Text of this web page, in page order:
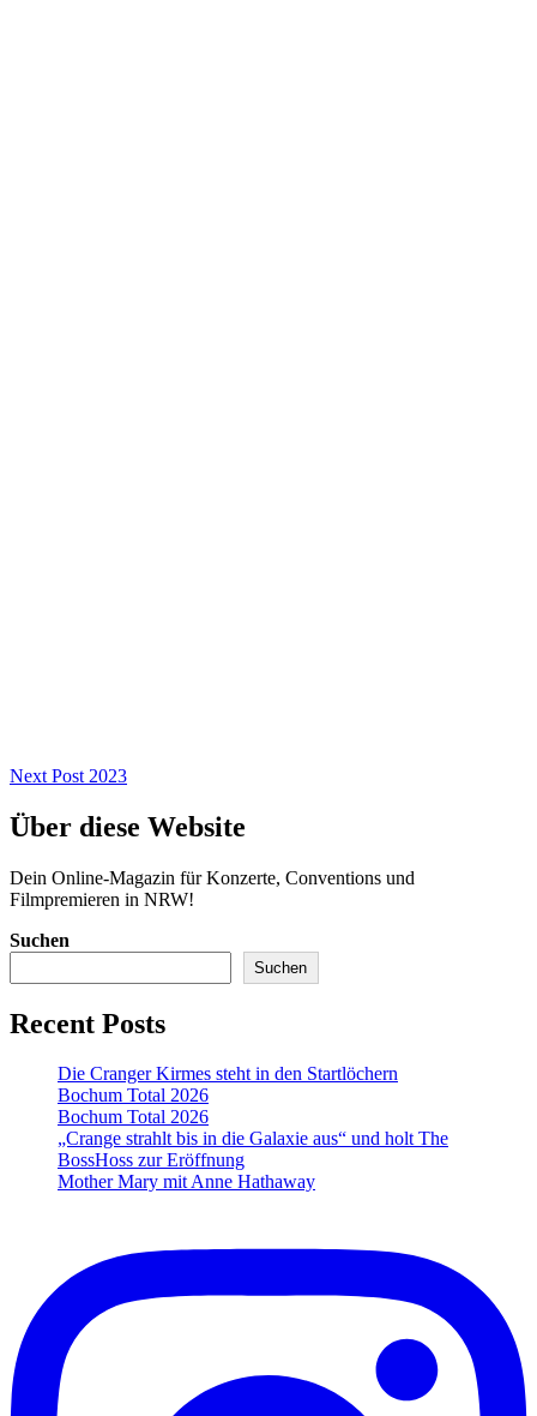
Beitragsnavigation
Next
Next Post 2023
Über diese Website
Dein Online-Magazin für Konzerte, Conventions und
Filmpremieren in NRW!
Suchen
Suchen
Recent Posts
Die Cranger Kirmes steht in den Startlöchern
Bochum Total 2026
Bochum Total 2026
„Crange strahlt bis in die Galaxie aus“ und holt The
BossHoss zur Eröffnung
Mother Mary mit Anne Hathaway